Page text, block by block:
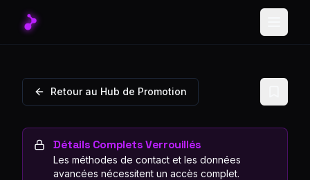
Retour au Hub de Promotion
Détails Complets Verrouillés
Les méthodes de contact et les données
avancées nécessitent un accès complet.